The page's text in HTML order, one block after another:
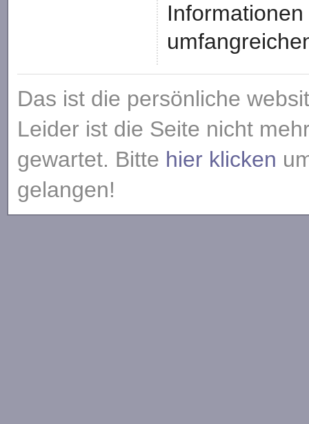
Das ist die persönliche
Leider ist die Seite nicht
gewartet. Bitte hier klicken
gelangen!